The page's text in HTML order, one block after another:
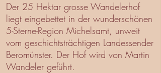
Der 25 Hektar grosse Wandelerhof
liegt eingebettet in der wunderschönen
5-Sterne-Region Michelsamt, unweit
vom geschichtsträchtigen Landessender
Beromünster. Der Hof wird von Martin
Wandeler geführt.